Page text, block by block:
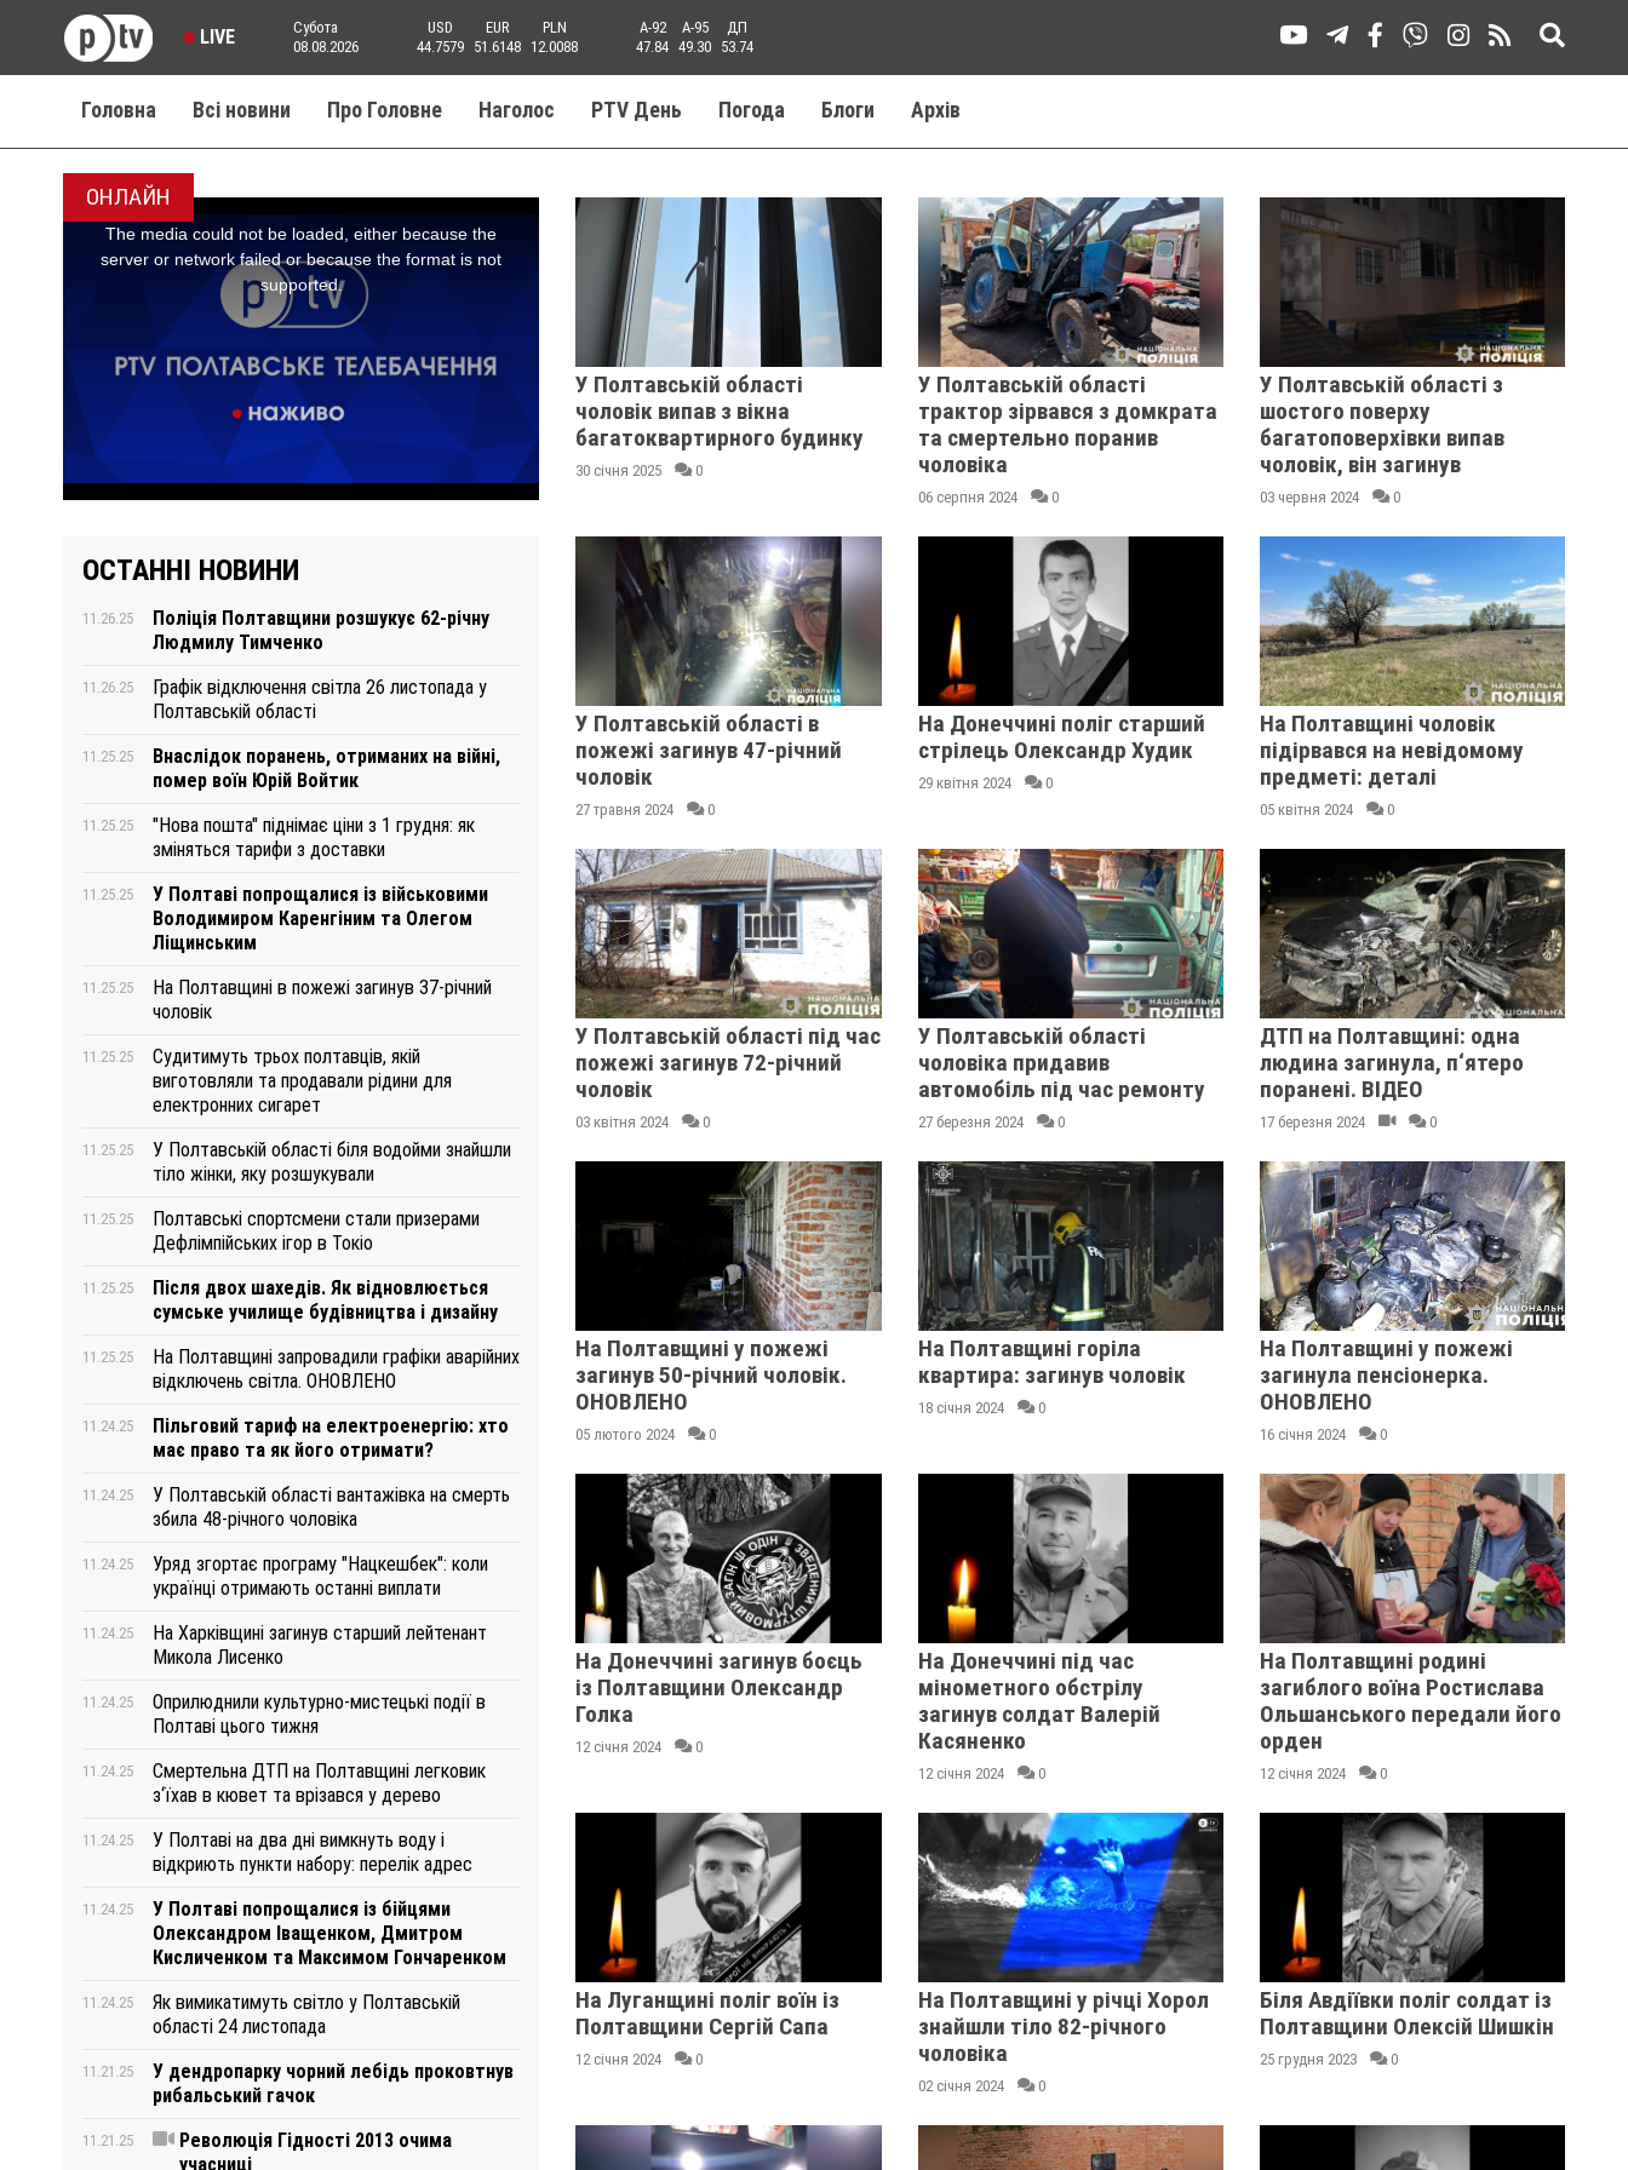
LIVE
Субота
08.08.2026
USD
44.7579
EUR
51.6148
PLN
12.0088
A-92
47.84
A-95
49.30
ДП
53.74
Головна Всі новини Про Головне Наголос PTV День Погода Блоги Aрхів
ОНЛАЙН
ОСТАННІ НОВИНИ
11.26.25
Поліція Полтавщини розшукує 62-річну
Людмилу Тимченко
11.26.25
Графік відключення світла 26 листопада у
Полтавській області
11.25.25
Внаслідок поранень, отриманих на війні,
помер воїн Юрій Войтик
11.25.25
"Нова пошта" піднімає ціни з 1 грудня: як
зміняться тарифи з доставки
11.25.25
У Полтаві попрощалися із військовими
Володимиром Каренгіним та Олегом
Ліщинським
11.25.25
На Полтавщині в пожежі загинув 37-річний
чоловік
11.25.25
Судитимуть трьох полтавців, якій
виготовляли та продавали рідини для
електронних сигарет
11.25.25
У Полтавській області біля водойми знайшли
тіло жінки, яку розшукували
11.25.25
Полтавські спортсмени стали призерами
Дефлімпійських ігор в Токіо
11.25.25
Після двох шахедів. Як відновлюється
сумське училище будівництва і дизайну
11.25.25
На Полтавщині запровадили графіки аварійних
відключень світла. ОНОВЛЕНО
11.24.25
Пільговий тариф на електроенергію: хто
має право та як його отримати?
11.24.25
У Полтавській області вантажівка на смерть
збила 48-річного чоловіка
11.24.25
Уряд згортає програму "Нацкешбек": коли
українці отримають останні виплати
11.24.25
На Харківщині загинув старший лейтенант
Микола Лисенко
11.24.25
Оприлюднили культурно-мистецькі події в
Полтаві цього тижня
11.24.25
Смертельна ДТП на Полтавщині легковик
з‘їхав в кювет та врізався у дерево
11.24.25
У Полтаві на два дні вимкнуть воду і
відкриють пункти набору: перелік адрес
11.24.25
У Полтаві попрощалися із бійцями
Олександром Іващенком, Дмитром
Кисличенком та Максимом Гончаренком
11.24.25
Як вимикатимуть світло у Полтавській
області 24 листопада
11.21.25
У дендропарку чорний лебідь проковтнув
рибальський гачок
11.21.25
Революція Гідності 2013 очима
учасниці
У Полтавській області
чоловік випав з вікна
багатоквартирного будинку
30 січня 2025 0
У Полтавській області
трактор зірвався з домкрата
та смертельно поранив
чоловіка
06 серпня 2024 0
У Полтавській області з
шостого поверху
багатоповерхівки випав
чоловік, він загинув
03 червня 2024 0
У Полтавській області в
пожежі загинув 47-річний
чоловік
27 травня 2024 0
На Донеччині поліг старший
стрілець Олександр Худик
29 квітня 2024 0
На Полтавщині чоловік
підірвався на невідомому
предметі: деталі
05 квітня 2024 0
У Полтавській області під час
пожежі загинув 72-річний
чоловік
03 квітня 2024 0
У Полтавській області
чоловіка придавив
автомобіль під час ремонту
27 березня 2024 0
ДТП на Полтавщині: одна
людина загинула, п‘ятеро
поранені. ВІДЕО
17 березня 2024 0
На Полтавщині у пожежі
загинув 50-річний чоловік.
ОНОВЛЕНО
05 лютого 2024 0
На Полтавщині горіла
квартира: загинув чоловік
18 січня 2024 0
На Полтавщині у пожежі
загинула пенсіонерка.
ОНОВЛЕНО
16 січня 2024 0
На Донеччині загинув боєць
із Полтавщини Олександр
Голка
12 січня 2024 0
На Донеччині під час
мінометного обстрілу
загинув солдат Валерій
Касяненко
12 січня 2024 0
На Полтавщині родині
загиблого воїна Ростислава
Ольшанського передали його
орден
12 січня 2024 0
На Луганщині поліг воїн із
Полтавщини Сергій Сапа
12 січня 2024 0
На Полтавщині у річці Хорол
знайшли тіло 82-річного
чоловіка
02 січня 2024 0
Біля Авдіївки поліг солдат із
Полтавщини Олексій Шишкін
25 грудня 2023 0